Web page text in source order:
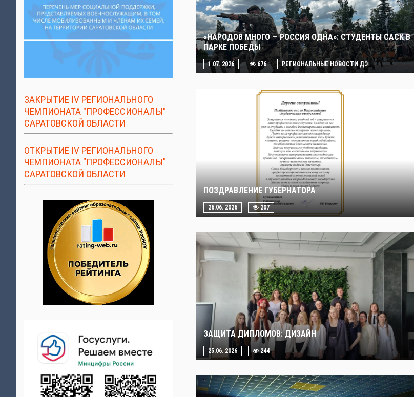
ЗАКРЫТИЕ IV РЕГИОНАЛЬНОГО
ЧЕМПИОНАТА "ПРОФЕССИОНАЛЫ"
САРАТОВСКОЙ ОБЛАСТИ
ОТКРЫТИЕ IV РЕГИОНАЛЬНОГО
ЧЕМПИОНАТА "ПРОФЕССИОНАЛЫ"
САРАТОВСКОЙ ОБЛАСТИ
«НАРОДОВ МНОГО — РОССИЯ ОДНА»: СТУДЕНТЫ САСК В
ПАРКЕ ПОБЕДЫ
1.07. 2026 676 РЕГИОНАЛЬНЫЕ НОВОСТИ ДЭ
ПОЗДРАВЛЕНИЕ ГУБЕРНАТОРА
26.06. 2026 207
ЗАЩИТА ДИПЛОМОВ: ДИЗАЙН
25.06. 2026 244